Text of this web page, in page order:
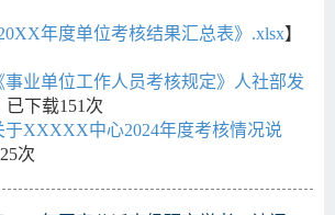
年度单位考核结果汇总表》.xlsx】
事业单位工作人员考核规定》人社部发
已下载151 次
于XXXXX中心2024年度考核情况说
次